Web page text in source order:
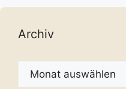
Archiv
Archiv